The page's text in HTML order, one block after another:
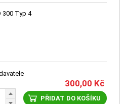
300 Typ 4
300,00 Kč
PŘIDAT DO KOŠÍKU